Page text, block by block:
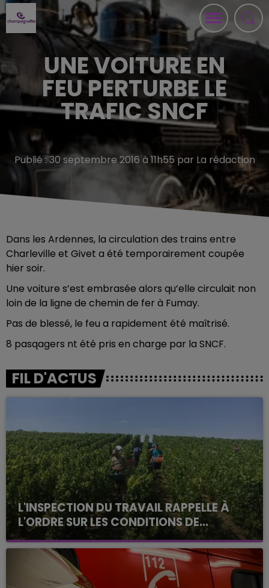
UNE VOITURE EN
FEU PERTURBE LE
TRAFIC SNCF
Publié : 30 septembre 2016 à 11h55 par La rédaction
Dans les Ardennes, la circulation des trains entre
Charleville et Givet a été temporairement coupée
hier soir.
Une voiture s’est embrasée alors qu’elle circulait non
loin de la ligne de chemin de fer à Fumay.
Pas de blessé, le feu a rapidement été maîtrisé.
8 pasqagers nt été pris en charge par la SNCF.
FIL D'ACTUS
L'INSPECTION DU TRAVAIL RAPPELLE À
L'ORDRE SUR LES CONDITIONS DE...
Alors que les dates de début des vendange 2026
s'est avéré être plus précoce que prévu,
l'inspection du Travail en profite pour rappeler
les conditions de...